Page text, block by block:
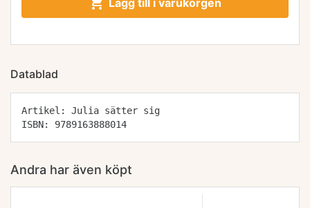
Lägg till i varukorgen
Datablad
Artikel: Julia sätter sig
ISBN: 9789163888014
Andra har även köpt